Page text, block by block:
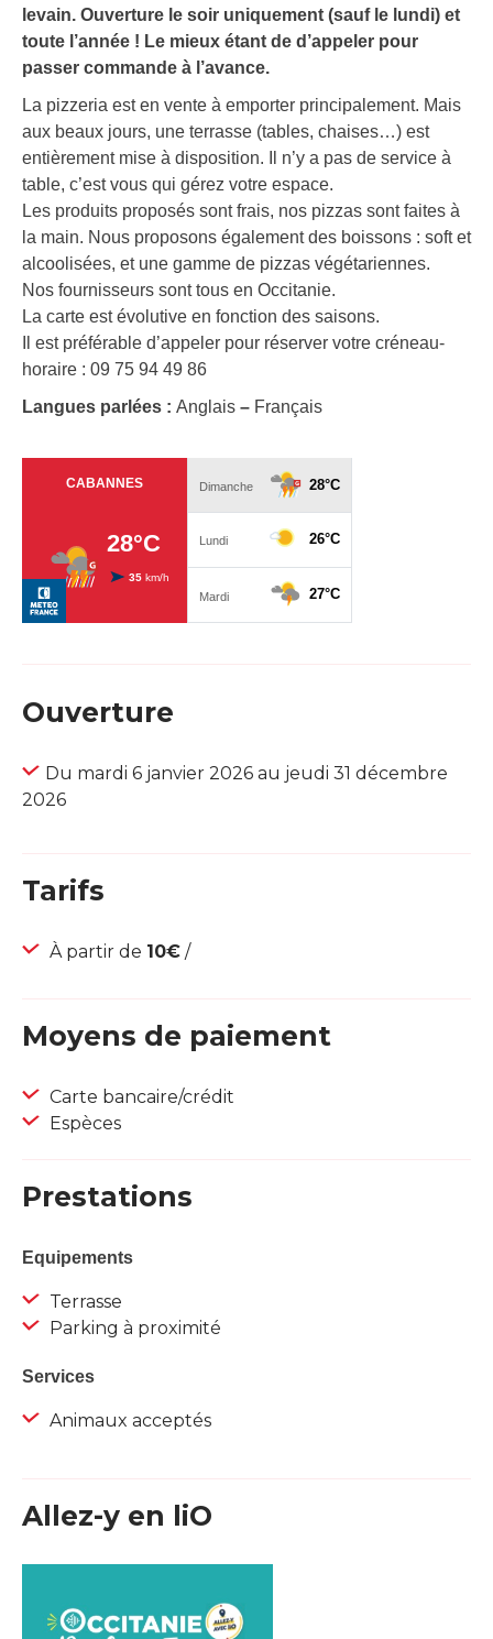
levain. Ouverture le soir uniquement (sauf le lundi) et
toute l’année ! Le mieux étant de d’appeler pour
passer commande à l’avance.
La pizzeria est en vente à emporter principalement. Mais
aux beaux jours, une terrasse (tables, chaises…) est
entièrement mise à disposition. Il n’y a pas de service à
table, c’est vous qui gérez votre espace.
Les produits proposés sont frais, nos pizzas sont faites à
la main. Nous proposons également des boissons : soft et
alcoolisées, et une gamme de pizzas végétariennes.
Nos fournisseurs sont tous en Occitanie.
La carte est évolutive en fonction des saisons.
Il est préférable d’appeler pour réserver votre créneau-
horaire : 09 75 94 49 86
Langues parlées : Anglais – Français
Ouverture
Du mardi 6 janvier 2026 au jeudi 31 décembre
2026
Tarifs
À partir de 10€ /
Moyens de paiement
Carte bancaire/crédit
Espèces
Prestations
Equipements
Terrasse
Parking à proximité
Services
Animaux acceptés
Allez-y en liO